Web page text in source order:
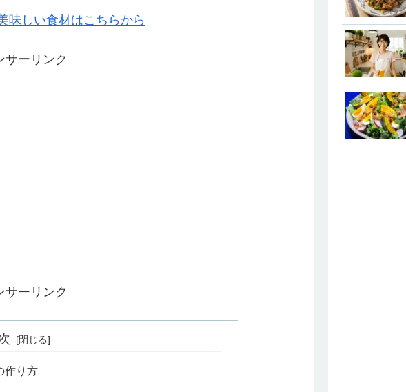
味しい食材はこちらから
サーリンク
サーリンク
作り方